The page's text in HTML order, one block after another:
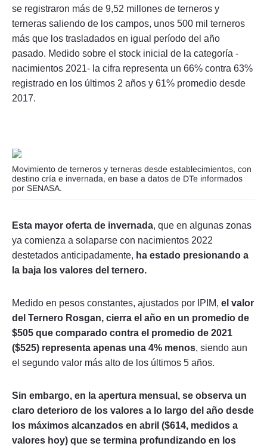
se registraron más de 9,52 millones de terneros y
terneras saliendo de los campos, unos 500 mil terneros
más que los trasladados en igual período del año
pasado. Medido sobre el stock inicial de la categoría -
nacimientos 2021- la cifra representa un 66% contra 63%
registrado en los últimos 2 años y 61% promedio desde
2017.
Movimiento de terneros y terneras desde establecimientos, con
destino cría e invernada, en base a datos de DTe informados
por SENASA.
Esta mayor oferta de invernada, que en algunas zonas
ya comienza a solaparse con nacimientos 2022
destetados anticipadamente, ha estado presionando a
la baja los valores del ternero.
Medido en pesos constantes, ajustados por IPIM, el valor
del Ternero Rosgan, cierra el año en un promedio de
$505 que comparado contra el promedio de 2021
($525) representa apenas una 4% menos, siendo aun
el segundo valor más alto de los últimos 5 años.
Sin embargo, en la apertura mensual, se observa un
claro deterioro de los valores a lo largo del año desde
los máximos alcanzados en abril ($614, medidos a
valores hoy) que se termina profundizando en los